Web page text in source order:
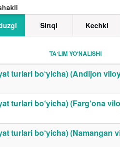
Sirtqi Kechki
TAʼLIM YO‘NALISHI
turlari bo‘yicha) (Andijon
turlari bo‘yicha) (Farg‘ona
turlari bo‘yicha) (Namangan